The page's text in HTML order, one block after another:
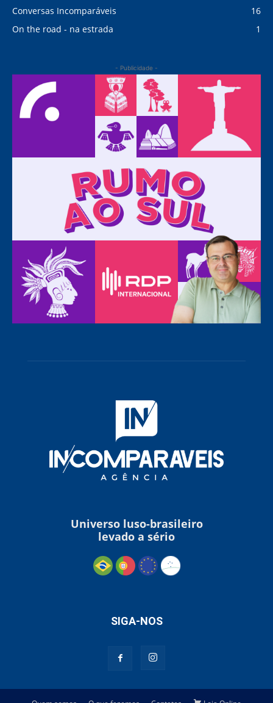
Conversas Incomparáveis
16
On the road - na estrada
1
- Publicidade -
Universo luso-brasileiro
levado a sério
SIGA-NOS